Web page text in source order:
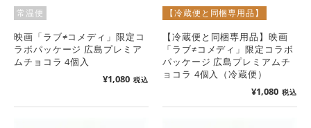
常温便
映画「ラブ≠コメディ」限定コ
ラボパッケージ 広島プレミア
ムチョコラ 4個入
¥1,080 税込
【冷蔵便と同梱専用品】
【冷蔵便と同梱専用品】映画
「ラブ≠コメディ」限定コラボ
パッケージ 広島プレミアムチ
ョコラ 4個入（冷蔵便）
¥1,080 税込